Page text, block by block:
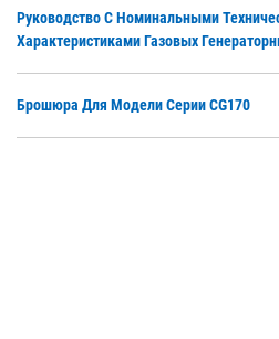
Руководство С Номинальными
Характеристиками Газовых
Брошюра Для Модели Серии CG170